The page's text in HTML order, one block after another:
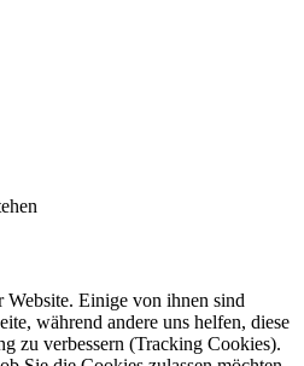
Website. Einige von ihnen sind
während andere uns helfen, diese
zu verbessern (Tracking Cookies).